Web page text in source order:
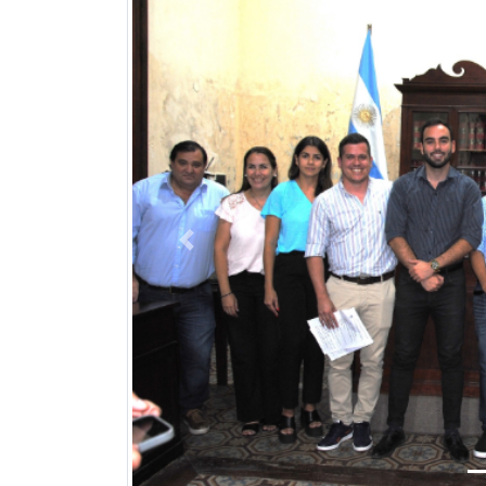
Previous